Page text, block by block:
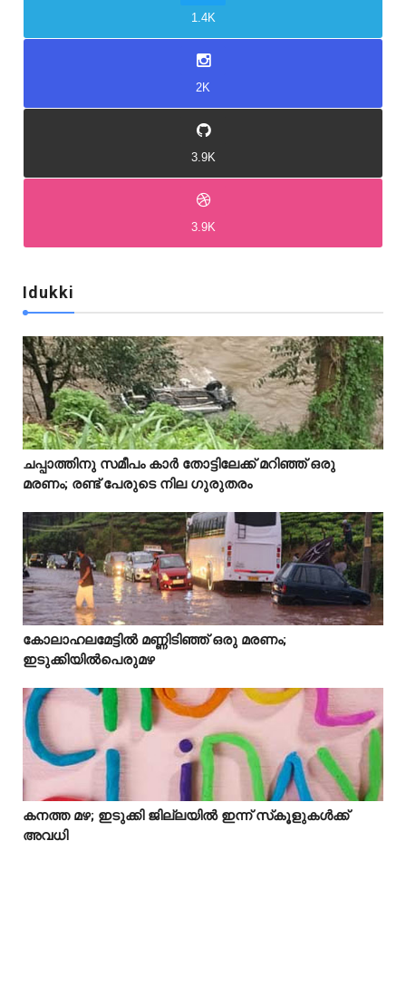
1.4K
2K
3.9K
3.9K
Idukki
  
ചപ്പാത്തിനു സമീപം കാർ തോട്ടിലേക്ക് മറിഞ്ഞ് ഒരു
മരണം; രണ്ട് പേരുടെ നില ഗുരുതരം
  
Idukki
കോലാഹലമേട്ടിൽ മണ്ണിടിഞ്ഞ് ഒരു മരണം;
ഇടുക്കിയിൽപെരുമഴ
  
Idukki
കനത്ത മഴ; ഇടുക്കി ജില്ലയിൽ ഇന്ന് സ്‌കൂളുകൾക്ക്
അവധി